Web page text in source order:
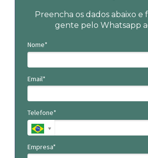
Preencha os dados abaixo e
gente pelo Whatsapp
Nome*
Email*
Telefone*
Empresa*